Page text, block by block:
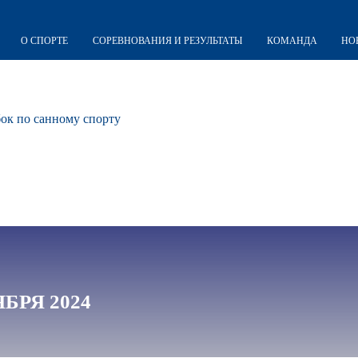
О СПОРТЕ СОРЕВНОВАНИЯ И РЕЗУЛЬТАТЫ КОМАНДА
по санному спорту
2024